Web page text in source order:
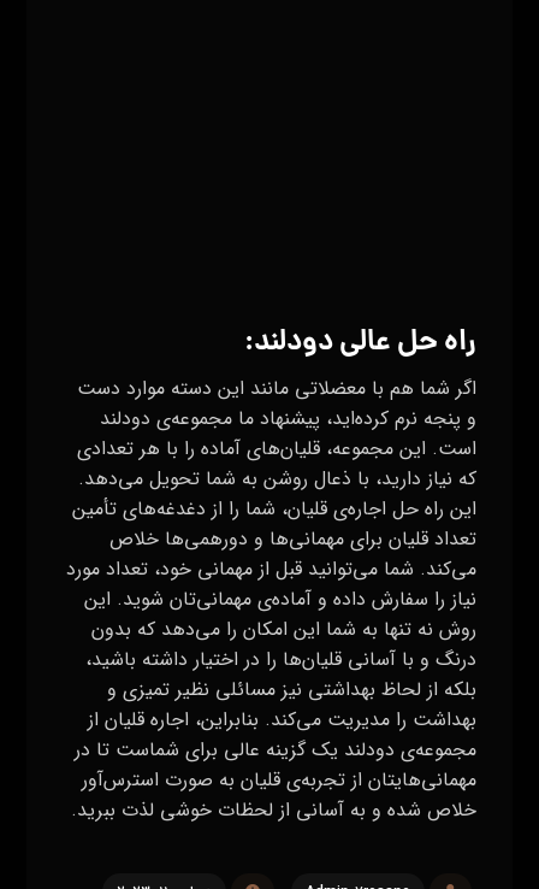
راه حل عالیدودلند:
اگر شما هم با معضلاتی مانند این دسته موارد دست
و پنجه نرم کرده‌اید، پیشنهاد ما مجموعه‌ی دودلند
است. این مجموعه، قلیان‌های آماده را با هر تعدادی
که نیاز دارید، با ذعال روشن به شما تحویل می‌دهد.
این راه حل اجاره‌ی قلیان، شما را از دغدغه‌های تأمین
تعداد قلیان برای مهمانی‌ها و دورهمی‌ها خلاص
می‌کند. شما می‌توانید قبل از مهمانی خود، تعداد مورد
نیاز را سفارش داده و آماده‌ی مهمانی‌تان شوید. این
روش نه تنها به شما این امکان را می‌دهد که بدون
درنگ و با آسانی قلیان‌ها را در اختیار داشته باشید،
بلکه از لحاظ بهداشتی نیز مسائلی نظیر تمیزی و
بهداشت را مدیریت می‌کند. بنابراین، اجاره قلیان از
مجموعه‌ی دودلند یک گزینه عالی برای شماست تا در
مهمانی‌هایتان از تجربه‌ی قلیان به صورت استرس‌آور
خلاص شده و به آسانی از لحظات خوشی لذت ببرید.